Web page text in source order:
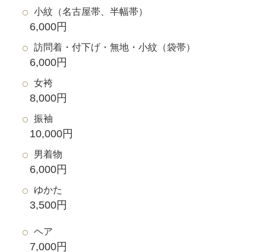
小紋（名古屋帯、半幅帯）
6,000円
訪問着・付下げ・無地・小紋（袋帯）
6,000円
女袴
8,000円
振袖
10,000円
男着物
6,000円
ゆかた
3,500円
ヘア
7,000円